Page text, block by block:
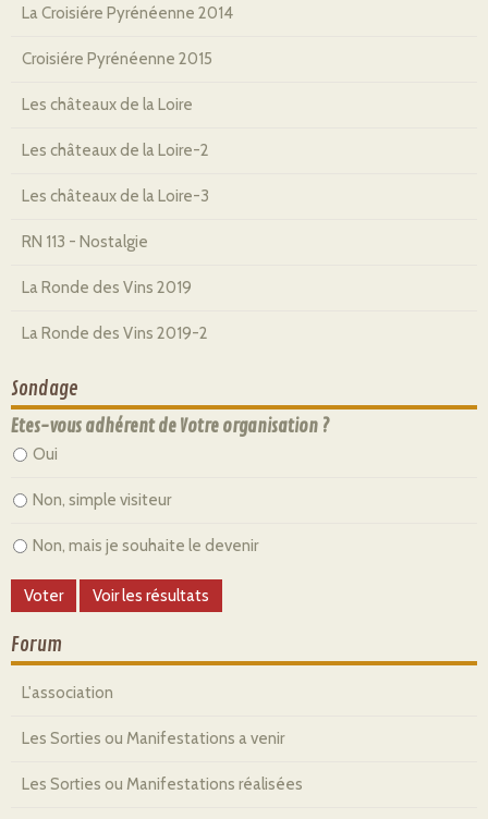
La Croisiére Pyrénéenne 2014
Croisiére Pyrénéenne 2015
Les châteaux de la Loire
Les châteaux de la Loire-2
Les châteaux de la Loire-3
RN 113 - Nostalgie
La Ronde des Vins 2019
La Ronde des Vins 2019-2
Sondage
Etes-vous adhérent de Votre organisation ?
Oui
Non, simple visiteur
Non, mais je souhaite le devenir
Forum
L'association
Les Sorties ou Manifestations a venir
Les Sorties ou Manifestations réalisées